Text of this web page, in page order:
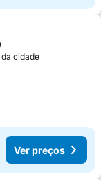
favoritos
cidade
Ver preços